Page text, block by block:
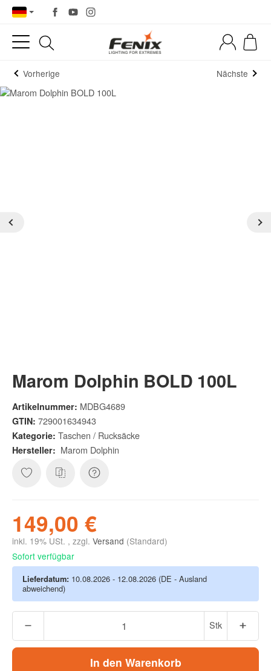
Vorherige Nächste
Marom Dolphin BOLD 100L
Artikelnummer: MDBG4689
GTIN: 729001634943
Kategorie: Taschen / Rucksäcke
Hersteller: Marom Dolphin
149,00 €
inkl. 19% USt. , zzgl. Versand (Standard)
Sofort verfügbar
Lieferdatum: 10.08.2026 - 12.08.2026 (DE - Ausland
abweichend)
Stk
In den Warenkorb